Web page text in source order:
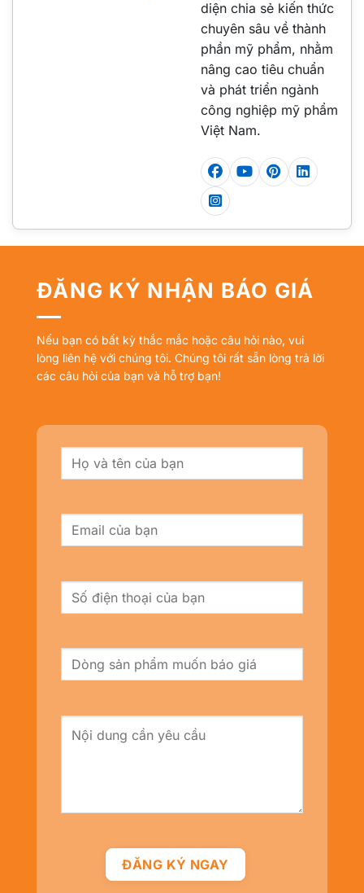
diện chia sẻ kiến thức
chuyên sâu về thành
phần mỹ phẩm, nhằm
nâng cao tiêu chuẩn
và phát triển ngành
công nghiệp mỹ phẩm
Việt Nam.
ĐĂNG KÝ NHẬN BÁO GIÁ
Nếu bạn có bất kỳ thắc mắc hoặc câu hỏi nào, vui
lòng liên hệ với chúng tôi. Chúng tôi rất sẵn lòng trả lời
các câu hỏi của bạn và hỗ trợ bạn!